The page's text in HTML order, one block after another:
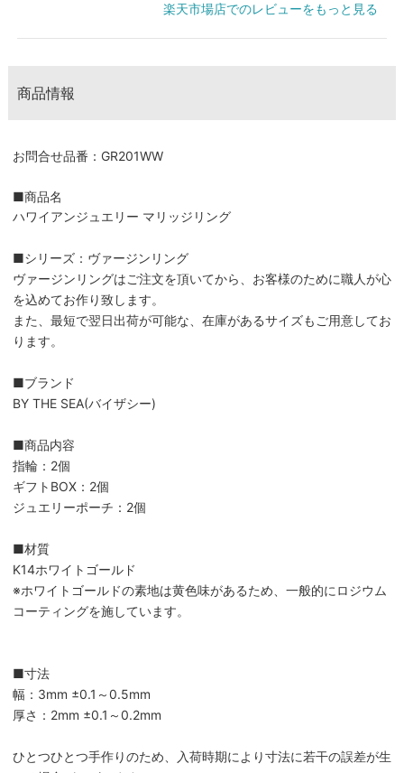
楽天市場店でのレビューをもっと見る
商品情報
お問合せ品番：GR201WW
■商品名
ハワイアンジュエリー マリッジリング
■シリーズ：ヴァージンリング
ヴァージンリングはご注文を頂いてから、お客様のために職人が心
を込めてお作り致します。
また、最短で翌日出荷が可能な、在庫があるサイズもご用意してお
ります。
■ブランド
BY THE SEA(バイザシー)
■商品内容
指輪：2個
ギフトBOX：2個
ジュエリーポーチ：2個
■材質
K14ホワイトゴールド
※ホワイトゴールドの素地は黄色味があるため、一般的にロジウム
コーティングを施しています。
■寸法
幅：3mm ±0.1～0.5mm
厚さ：2mm ±0.1～0.2mm
ひとつひとつ手作りのため、入荷時期により寸法に若干の誤差が生